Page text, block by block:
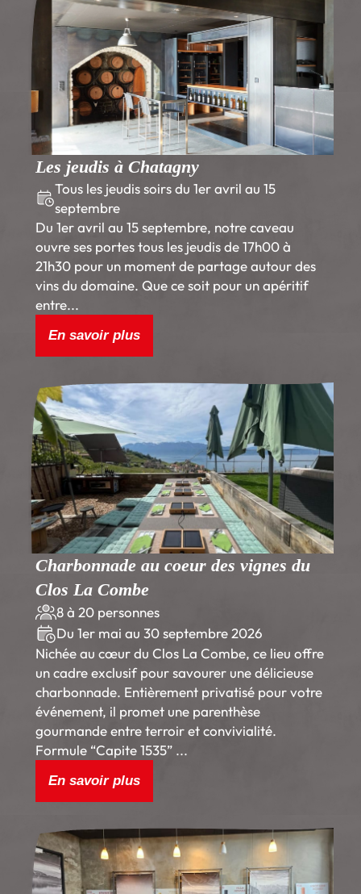
Les jeudis à Chatagny
Tous les jeudis soirs du 1er avril au 15
septembre
Du 1er avril au 15 septembre, notre caveau
ouvre ses portes tous les jeudis de 17h00 à
21h30 pour un moment de partage autour des
vins du domaine. Que ce soit pour un apéritif
entre...
En savoir plus
Charbonnade au coeur des vignes du
Clos La Combe
8 à 20 personnes
Du 1er mai au 30 septembre 2026
Nichée au cœur du Clos La Combe, ce lieu offre
un cadre exclusif pour savourer une délicieuse
charbonnade. Entièrement privatisé pour votre
événement, il promet une parenthèse
gourmande entre terroir et convivialité.
Formule “Capite 1535” ...
En savoir plus